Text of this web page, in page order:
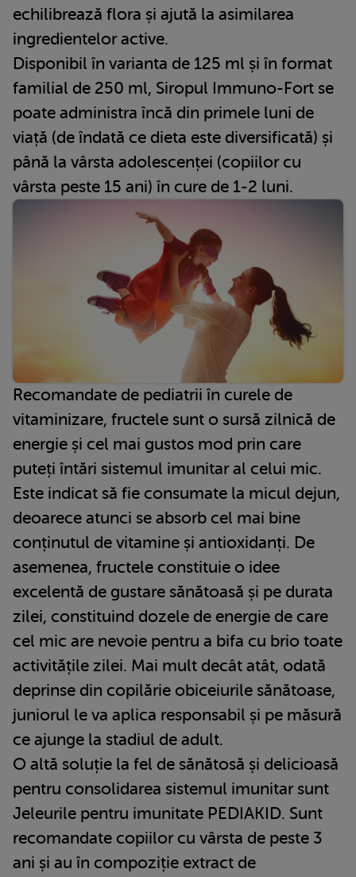
echilibrează flora și ajută la asimilarea
ingredientelor active.
Disponibil în varianta de 125 ml și în format
familial de 250 ml, Siropul Immuno-Fort se
poate administra încă din primele luni de
viață (de îndată ce dieta este diversificată) și
până la vârsta adolescenței (copiilor cu
vârsta peste 15 ani) în cure de 1-2 luni.
Recomandate de pediatrii în curele de
vitaminizare, fructele sunt o sursă zilnică de
energie și cel mai gustos mod prin care
puteți întări sistemul imunitar al celui mic.
Este indicat să fie consumate la micul dejun,
deoarece atunci se absorb cel mai bine
conținutul de vitamine și antioxidanți. De
asemenea, fructele constituie o idee
excelentă de gustare sănătoasă și pe durata
zilei, constituind dozele de energie de care
cel mic are nevoie pentru a bifa cu brio toate
activitățile zilei. Mai mult decât atât, odată
deprinse din copilărie obiceiurile sănătoase,
juniorul le va aplica responsabil și pe măsură
ce ajunge la stadiul de adult.
O altă soluție la fel de sănătosă și delicioasă
pentru consolidarea sistemul imunitar sunt
Jeleurile pentru imunitate PEDIAKID. Sunt
recomandate copiilor cu vârsta de peste 3
ani și au în compoziție extract de